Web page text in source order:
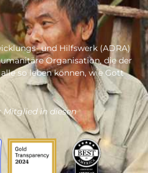
und Hilfswerk (ADRA)
Organisation, die der
so leben können, wie Gott
Mitglied in diesen